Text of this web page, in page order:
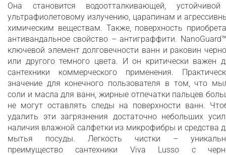
Она становится водоотталкивающей,
ультрафиолетовому излучению, царапинам и
химическим веществам. Также, поверхность
антивандальное свойство – антиграффити.
ключевой элемент долговечности ванн и раковин
или другого темного цвета. И он критически важен
сантехники коммерческого применения.
значение для конечного пользователя в том, что
соли и масла для ванн, жирные отпечатки пальцев
не могут оставлять следы на поверхности ванн.
удалить эти загрязнения достаточно небольших
наличия влажной салфетки из микрофибры и средства
мытья посуды. Легкость чистки –
преимущество сантехники Viva Lusso с